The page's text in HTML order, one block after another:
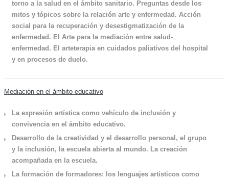
torno a la salud en el ámbito sanitario. Preguntas desde los
mitos y tópicos sobre la relación arte y enfermedad. Acción
social para la recuperación y desestigmatización de la
enfermedad. El Arte para la mediación entre salud-
enfermedad. El arteterapia en cuidados paliativos del hospital
y en procesos de duelo.
Mediación en el ámbito educativo
La expresión artística como vehículo de inclusión y
convivencia en el ámbito educativo.
Desarrollo de la creatividad y el desarrollo personal, el grupo
y la inclusión, la escuela abierta al mundo. La creación
acompañada en la escuela.
La formación de formadores: los lenguajes artísticos como